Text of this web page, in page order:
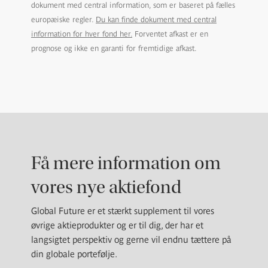
dokument med central information, som er baseret på fælles
europæiske regler. Du kan finde dokument med central
information for hver fond her. Forventet afkast er en
prognose og ikke en garanti for fremtidige afkast.
Få mere information om
vores nye aktiefond
Global Future er et stærkt supplement til vores
øvrige aktieprodukter og er til dig, der har et
langsigtet perspektiv og gerne vil endnu tættere på
din globale portefølje.